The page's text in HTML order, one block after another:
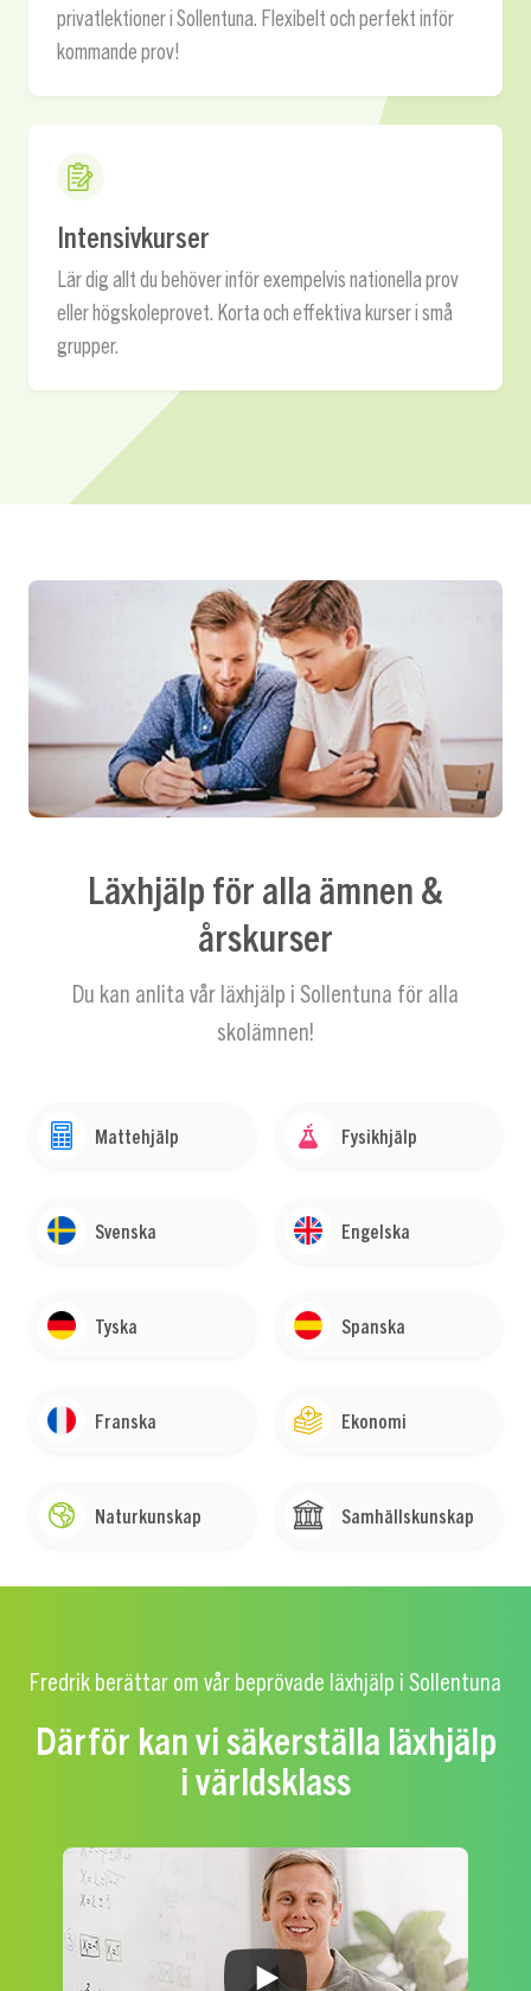
privatlektioner i Sollentuna. Flexibelt och perfekt inför
kommande prov!
Intensivkurser
Lär dig allt du behöver inför exempelvis nationella prov
eller högskoleprovet. Korta och effektiva kurser i små
grupper.
Läxhjälp för alla ämnen &
årskurser
Du kan anlita vår läxhjälp i Sollentuna för alla
skolämnen!
Mattehjälp Fysikhjälp
Svenska Engelska
Tyska Spanska
Franska Ekonomi
Naturkunskap Samhällskunskap
Fredrik berättar om vår beprövade läxhjälp i Sollentuna
Därför kan vi säkerställa läxhjälp
i världsklass